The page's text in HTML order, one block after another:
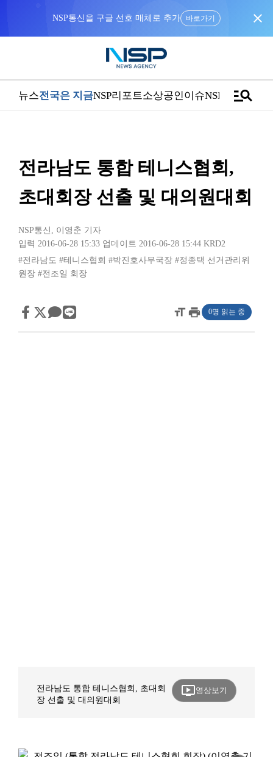
NSP통신을 구글 선호 매체로 추가 바로가기 close
뉴스전국은 지금NSP리포트소상공인이슈NSPTVmanage_search
전라남도 통합 테니스협회,
초대회장 선출 및 대의원대회
NSP통신 , 이영춘 기자
입력 2016-06-28 15:33 업데이트 2016-06-28 15:44 KRD2
#전라남도 #테니스협회 #박진호사무국장 #정종택 선거관리위
원장 #전조일 회장
format_sizeprint 0명 읽는 중
전라남도 통합 테니스협회, 초대회
장 선출 및 대의원대회
ondemand_video영상보기